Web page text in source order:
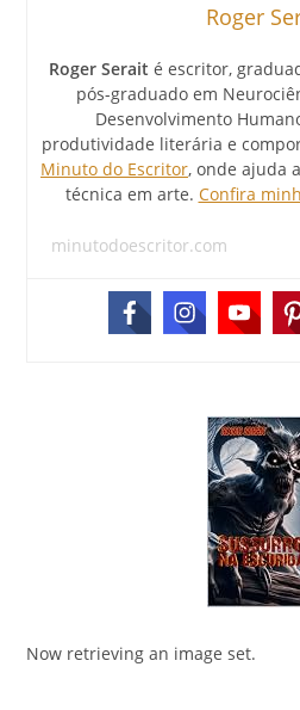
Roger
Roger Serait é escritor,
pós-graduado em
Desenvolvimento
produtividade literária e
Minuto do Escritor, onde ajuda
técnica em arte. Confira
minutodoescritor.com
Now retrieving an image set.